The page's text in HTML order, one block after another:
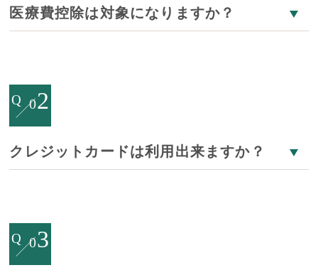
医療費控除は対象になりますか？
Q 02
クレジットカードは利用出来ますか？
Q 03